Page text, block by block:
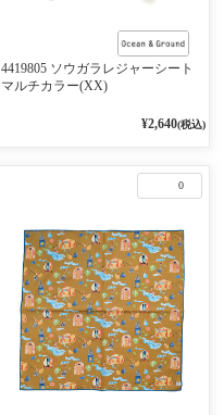
4419805 ソウガラレジャーシート
マルチカラー(XX)
¥2,640(税込)
0